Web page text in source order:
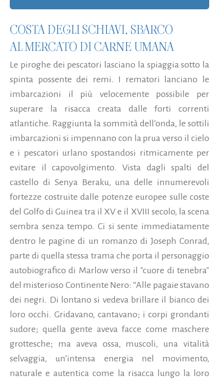
COSTA DEGLI SCHIAVI, SBARCO
AL MERCATO DI CARNE UMANA
Le piroghe dei pescatori lasciano la spiaggia sotto la
spinta possente dei remi. I rematori lanciano le
imbarcazioni il più velocemente possibile per
superare la risacca creata dalle forti correnti
atlantiche. Raggiunta la sommità dell’onda, le sottili
imbarcazioni si impennano con la prua verso il cielo
e i pescatori urlano spostandosi ritmicamente per
evitare il capovolgimento. Vista dagli spalti del
castello di Senya Beraku, una delle innumerevoli
fortezze costruite dalle potenze europee sulle coste
del Golfo di Guinea tra il XV e il XVIII secolo, la scena
sembra senza tempo. Ci si sente immediatamente
dentro le pagine di un romanzo di Joseph Conrad,
parte di quella stessa trama che porta il personaggio
autobiografico di Marlow verso il "cuore di tenebra"
del misterioso Continente Nero: “Alle pagaie stavano
dei negri. Di lontano si vedeva brillare il bianco dei
loro occhi. Gridavano, cantavano; i corpi grondanti
sudore; quella gente aveva facce come maschere
grottesche; ma aveva ossa, muscoli, una vitalità
selvaggia, un’intensa energia nel movimento,
naturale e autentica come la risacca lungo la loro